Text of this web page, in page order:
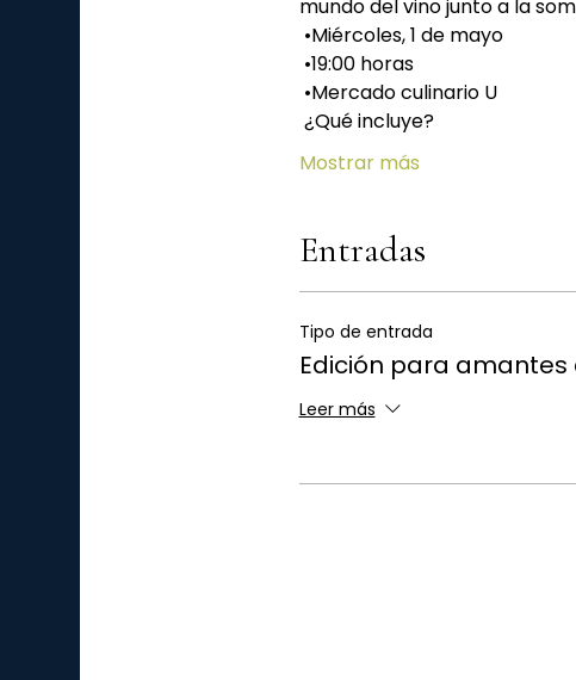
mundo del vino junto a la
•Miércoles, 1 de mayo
•19:00 horas
•Mercado culinario U
¿Qué incluye?
Mostrar más
Entradas
Tipo de entrada
Edición para amantes
Leer más